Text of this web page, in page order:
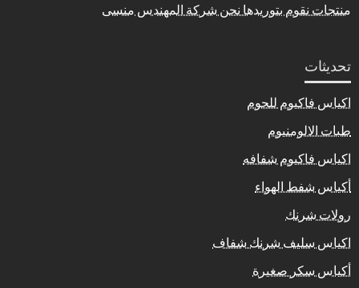
منتجات نقوم بتوريدها نحن شركة المهندس منسى
تحديثات
اكياس فاكيوم للحوم
طبات الالومنيوم
اكياس فاكيوم شفافه
أكياس شفط الهواء
رولات شرنك
اكياس سليف شرنك شفاف
أكياس سكر صغيرة